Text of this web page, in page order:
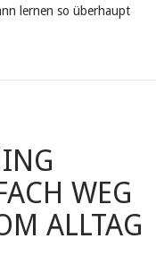
lernen so überhaupt
WEG
ALLTAG